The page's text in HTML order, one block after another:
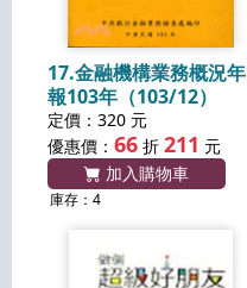
17.金融機構業務概況年
報103年（103/12）
定價：320 元
優惠價： 66 折 211 元
加入購物車
庫存：4